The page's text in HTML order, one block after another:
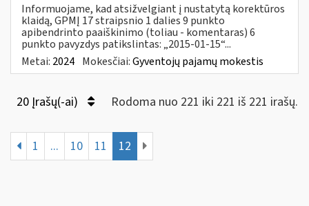
Informuojame, kad atsižvelgiant į nustatytą korektūros
klaidą, GPMĮ 17 straipsnio 1 dalies 9 punkto
apibendrinto paaiškinimo (toliau - komentaras) 6
punkto pavyzdys patikslintas: „2015-01-15“...
Metai: 2024 Mokesčiai:Gyventojų pajamų mokestis
20 Įrašų(-ai) Rodoma nuo 221 iki 221 iš 221 irašų.
1 ... 10 11 12